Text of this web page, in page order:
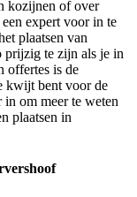
kozijnen of over
expert voor in te
plaatsen van
prijzig te zijn als je in
offertes is de
kwijt bent voor de
om meer te weten
plaatsen in